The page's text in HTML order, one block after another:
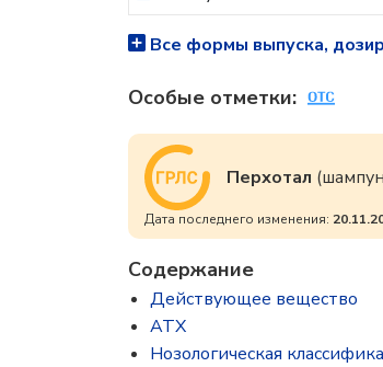
Все формы выпуска,
Особые отметки:
Перхотал
Дата последнего изменения:
Содержание
Действующее вещество
ATX
Нозологическая